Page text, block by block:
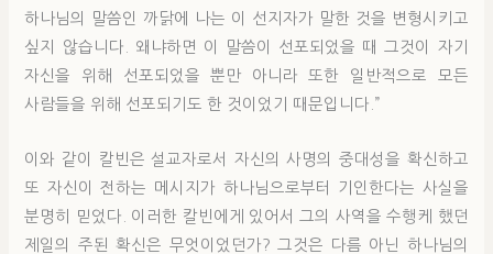
하나님의 말씀인 까닭에 나는 이 선지자가 말한 것을 변형시키고
싶지 않습니다. 왜냐하면 이 말씀이 선포되었을 때 그것이 자기
자신을 위해 선포되었을 뿐만 아니라 또한 일반적으로 모든
사람들을 위해 선포되기도 한 것이었기 때문입니다.”
이와 같이 칼빈은 설교자로서 자신의 사명의 중대성을 확신하고
또 자신이 전하는 메시지가 하나님으로부터 기인한다는 사실을
분명히 믿었다. 이러한 칼빈에게 있어서 그의 사역을 수행케 했던
제일의 주된 확신은 무엇이었던가? 그것은 다름 아닌 하나님의